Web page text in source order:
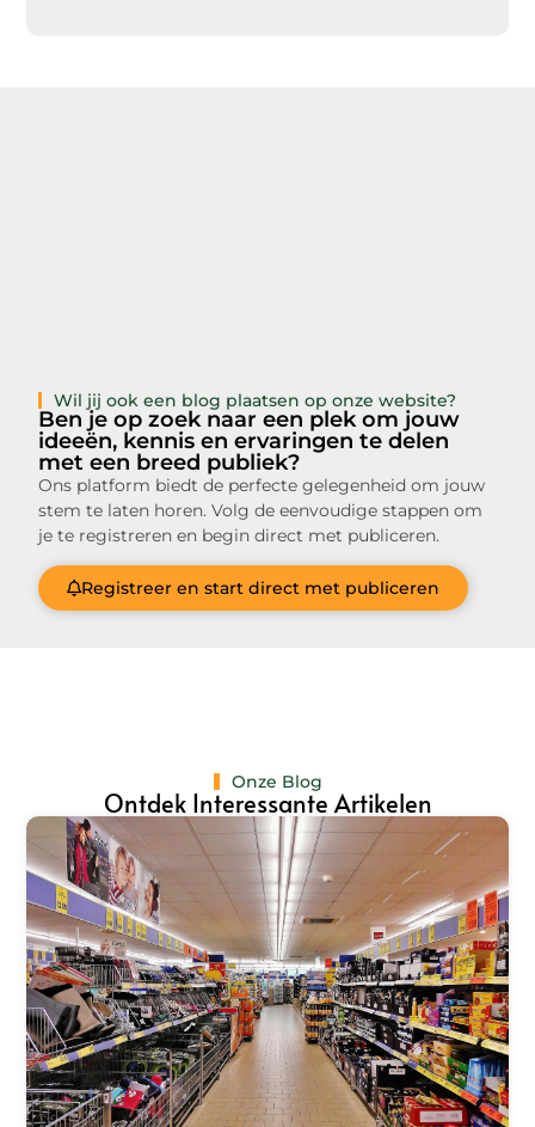
Wil jij ook een blog plaatsen op onze website?
Ben je op zoek naar een plek om jouw
ideeën, kennis en ervaringen te delen
met een breed publiek?
Ons platform biedt de perfecte gelegenheid om jouw
stem te laten horen. Volg de eenvoudige stappen om
je te registreren en begin direct met publiceren.
Registreer en start direct met publiceren
Onze Blog
Ontdek Interessante Artikelen